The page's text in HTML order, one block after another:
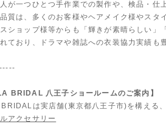
が一つひとつ手作業での製作や、検品・仕
質は、多くのお客様やヘアメイク様やスタ
ショップ様等からも「輝きが素晴らしい」
ており、ドラマや雑誌への衣装協力実績も
BRIDAL 八王子ショールームのご案内】
は実店舗(東京都八王子市)を構える
アクセサリー